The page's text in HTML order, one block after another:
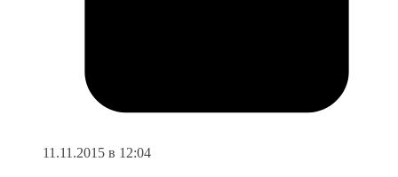
11.11.2015 в 12:04